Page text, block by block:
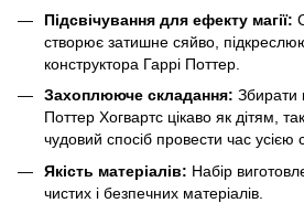
Підсвічування для ефекту магії:
створює затишне сяйво,
конструктора Гаррі Поттер.
Захоплююче складання: Збирати
Поттер Хогвартс цікаво як дітям,
чудовий спосіб провести час усією
Якість матеріалів: Набір
чистих і безпечних матеріалів.